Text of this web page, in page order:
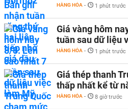
HÀNG HÓA - 1 phút trước
Giá vàng hôm
tuần sau dữ liệu
HÀNG HÓA - 1 phút trước
Giá thép thanh
thấp nhất kể từ
HÀNG HÓA - 8 giờ trước